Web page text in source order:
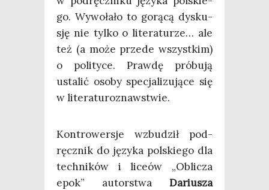
go. Wywo­ła­ło to gorą­cą dys­ku­
sję nie tyl­ko o lite­ra­tu­rze… ale
też (a może przede wszyst­kim)
o poli­ty­ce. Praw­dę pró­bu­ją
usta­lić oso­by spe­cja­li­zu­ją­ce się
w literaturoznawstwie.
Kon­tro­wer­sje wzbu­dził pod­
ręcz­nik do języ­ka pol­skie­go dla
tech­ni­ków i lice­ów „Obli­cza
epok” autor­stwa Dariu­sza